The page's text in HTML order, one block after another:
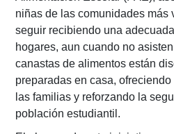
niñas de las comunidades más
seguir recibiendo una
hogares, aun cuando no
canastas de alimentos están
preparadas en casa,
las familias y reforzando la
población estudiantil.